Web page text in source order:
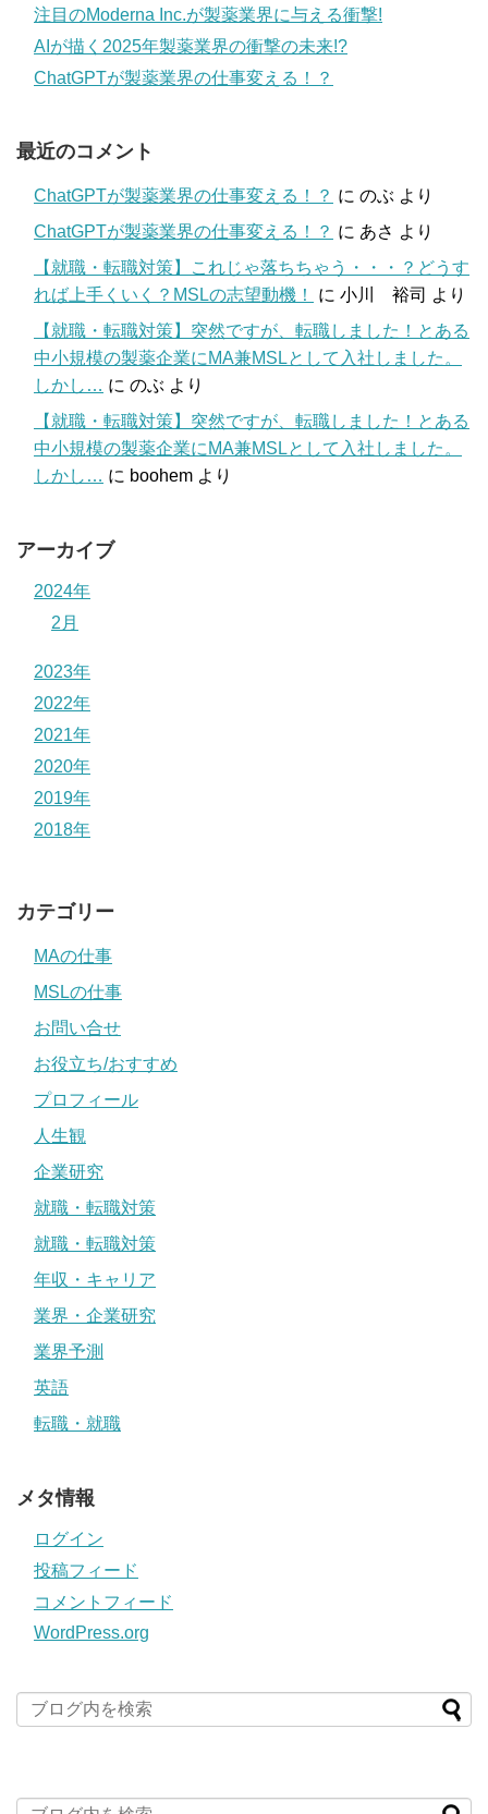
注目のModerna Inc.が製薬業界に与える衝撃!
AIが描く2025年製薬業界の衝撃の未来!?
ChatGPTが製薬業界の仕事変える！？
最近のコメント
ChatGPTが製薬業界の仕事変える！？ に のぶ より
ChatGPTが製薬業界の仕事変える！？ に あさ より
【就職・転職対策】これじゃ落ちちゃう・・・？どうす
れば上手くいく？MSLの志望動機！
に 小川 裕司 より
【就職・転職対策】突然ですが、転職しました！とある
中小規模の製薬企業にMA兼MSLとして入社しました。
しかし… に のぶ より
【就職・転職対策】突然ですが、転職しました！とある
中小規模の製薬企業にMA兼MSLとして入社しました。
しかし… に boohem より
アーカイブ
2024年
2月
2023年
2022年
2021年
2020年
2019年
2018年
カテゴリー
MAの仕事
MSLの仕事
お問い合せ
お役立ち/おすすめ
プロフィール
人生観
企業研究
就職・転職対策
就職・転職対策
年収・キャリア
業界・企業研究
業界予測
英語
転職・就職
メタ情報
ログイン
投稿フィード
コメントフィード
WordPress.org